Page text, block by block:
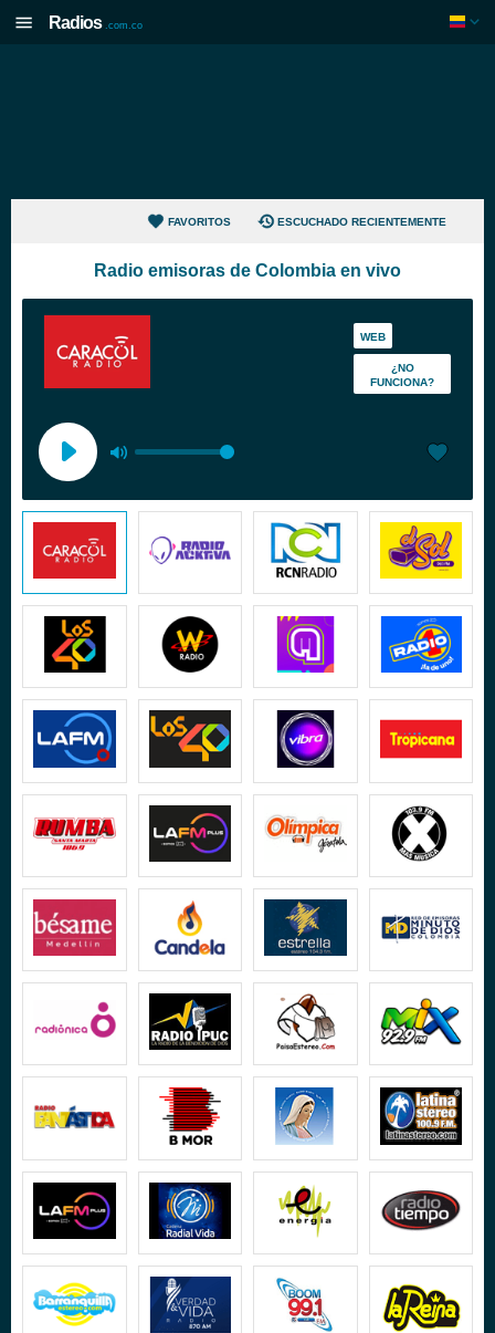
Radios .com.co
FAVORITOS ESCUCHADO RECIENTEMENTE
Radio emisoras de Colombia en vivo
WEB
¿NO
FUNCIONA?